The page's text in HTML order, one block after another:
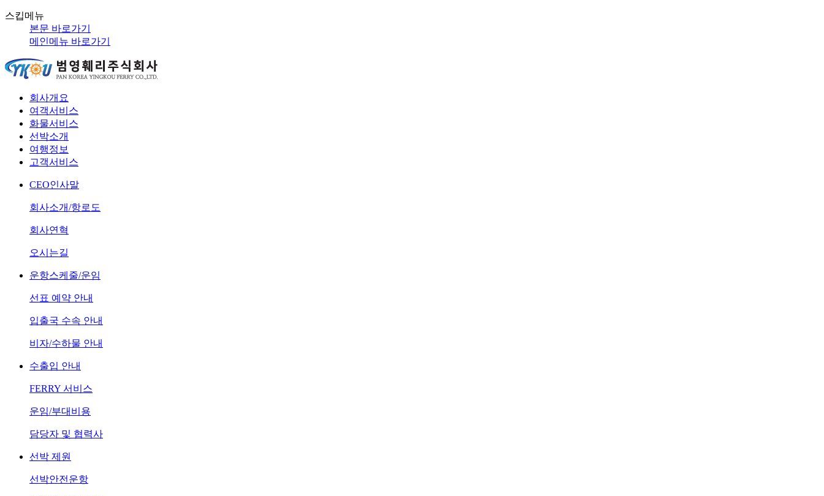
스킵메뉴
본문 바로가기
메인메뉴 바로가기
회사개요
여객서비스
화물서비스
선박소개
여행정보
고객서비스
CEO인사말
회사소개/항로도
회사연혁
오시는길
운항스케줄/운임
선표 예약 안내
입출국 수속 안내
비자/수하물 안내
수출입 안내
FERRY 서비스
운임/부대비용
담당자 및 협력사
선박 제원
선박안전운항